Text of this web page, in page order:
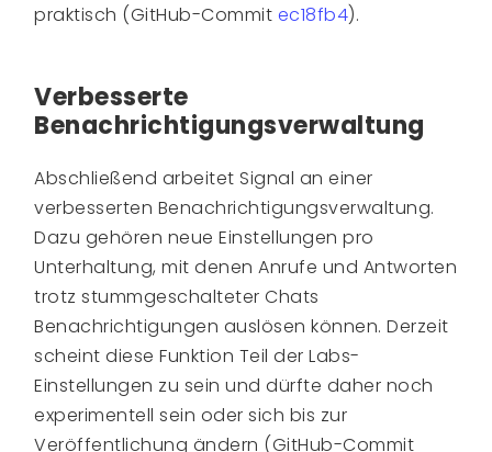
praktisch (GitHub-Commit ec18fb4).
Verbesserte
Benachrichtigungsverwaltung
Abschließend arbeitet Signal an einer
verbesserten Benachrichtigungsverwaltung.
Dazu gehören neue Einstellungen pro
Unterhaltung, mit denen Anrufe und Antworten
trotz stummgeschalteter Chats
Benachrichtigungen auslösen können. Derzeit
scheint diese Funktion Teil der Labs-
Einstellungen zu sein und dürfte daher noch
experimentell sein oder sich bis zur
Veröffentlichung ändern (GitHub-Commit